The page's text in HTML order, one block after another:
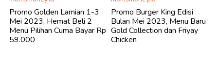
Promo Golden Lamian 1-3
Mei 2023, Hemat Beli 2
Menu Pilihan Cuma Bayar Rp
59.000
Promo Burger King Edisi
Bulan Mei 2023, Menu Baru
Gold Collection dan Friyay
Chicken